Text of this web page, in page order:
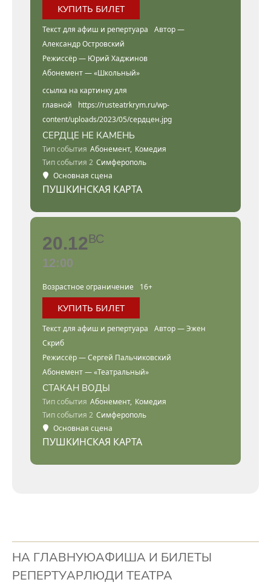
КУПИТЬ БИЛЕТ
Текст для афиш и репертуара
Автор —
Александр Островский
Режиссёр — Юрий Хаджинов
Абонемент — «Школьный»
ссылка на картинку для
главной
https://rusteatrkrym.ru/wp-
content/uploads/2023/05/сердцен.jpg
СЕРДЦЕ НЕ КАМЕНЬ
Тип события Абонемент, Комедия
Тип события 2 Симферополь
Основная сцена
ПУШКИНСКАЯ КАРТА
20.12ВС
12:00
Возрастное ограничение 16+
КУПИТЬ БИЛЕТ
Текст для афиш и репертуара
Автор — Эжен
Скриб
Режиссёр — Сергей Пальчиковский
Абонемент — «Театральный»
СТАКАН ВОДЫ
Тип события Абонемент, Комедия
Тип события 2 Симферополь
Основная сцена
ПУШКИНСКАЯ КАРТА
НА ГЛАВНУЮАФИША И БИЛЕТЫ
РЕПЕРТУАРЛЮДИ ТЕАТРА